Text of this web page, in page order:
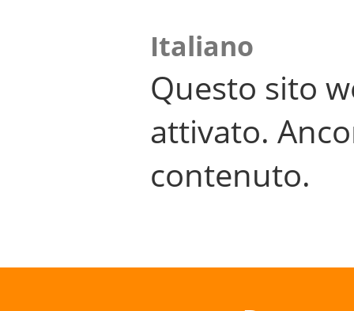
Italiano
Questo sito
attivato.
contenuto.